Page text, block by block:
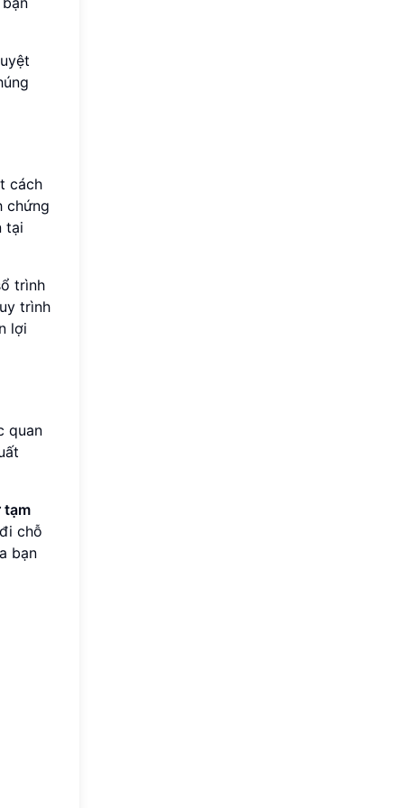
cách
chứng
tại
trình
trình
lợi
quan
tạm
chỗ
bạn